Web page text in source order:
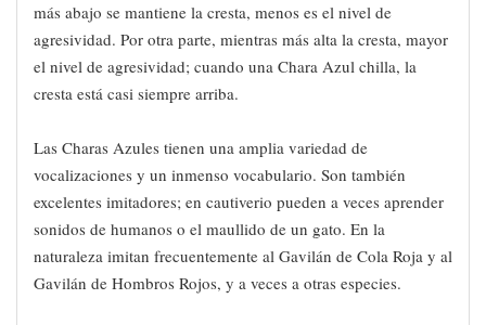
más abajo se mantiene la cresta, menos es el nivel de
agresividad. Por otra parte, mientras más alta la cresta, mayor
el nivel de agresividad; cuando una Chara Azul chilla, la
cresta está casi siempre arriba.
Las Charas Azules tienen una amplia variedad de
vocalizaciones y un inmenso vocabulario. Son también
excelentes imitadores; en cautiverio pueden a veces aprender
sonidos de humanos o el maullido de un gato. En la
naturaleza imitan frecuentemente al Gavilán de Cola Roja y al
Gavilán de Hombros Rojos, y a veces a otras especies.